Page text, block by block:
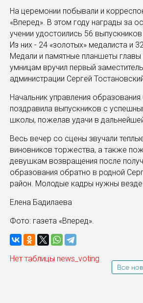
На церемонии побывали и
«Вперед». В этом году награды за
учении удостоились 56
Из них - 24 «золотых» медалиста и
Медали и памятные планшеты
умницам вручил первый
администрации Сергей
Начальник управления
поздравила выпускников с
школы, пожелав удачи в
Весь вечер со сцены звучали
виновников торжества, а также
девушкам возвращения после
образования обратно в родной
район. Молодые кадры нужны везде
Елена Бадилаева
Фото: газета «Вперед».
Нет таблицы news_voting
Все